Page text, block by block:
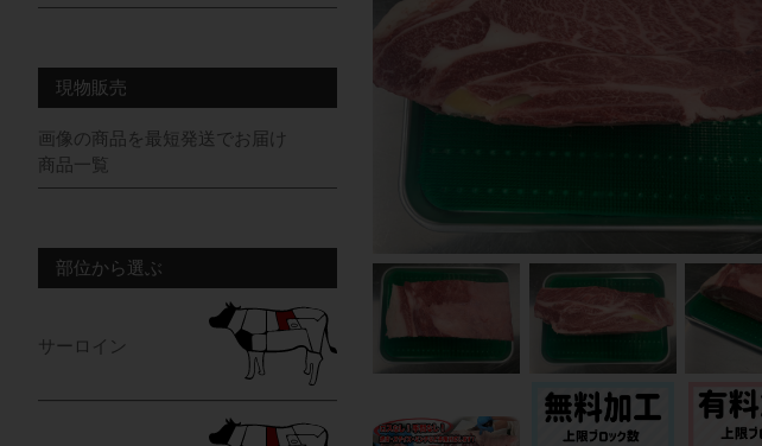
現物販売
画像の商品を最短発送でお届け
商品一覧
部位から選ぶ
サーロイン